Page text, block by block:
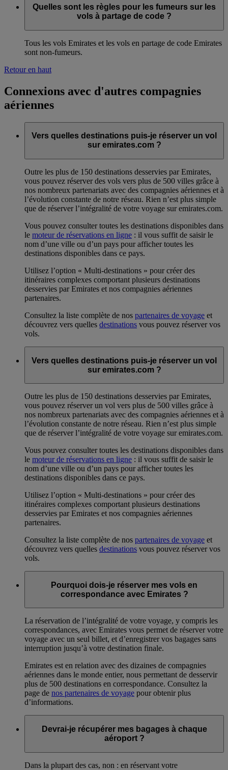
Quelles sont les règles pour les fumeurs sur les
vols à partage de code ?
Tous les vols Emirates et les vols en partage de code Emirates
sont non-fumeurs.
Retour en haut
Connexions avec d'autres compagnies
aériennes
Vers quelles destinations puis-je réserver un vol
sur emirates.com ?
Outre les plus de 150 destinations desservies par Emirates,
vous pouvez réserver des vols vers plus de 500 villes grâce à
nos nombreux partenariats avec des compagnies aériennes et à
l’évolution constante de notre réseau. Rien n’est plus simple
que de réserver l’intégralité de votre voyage sur emirates.com.
Vous pouvez consulter toutes les destinations disponibles dans
le moteur de réservations en ligne : il vous suffit de saisir le
nom d’une ville ou d’un pays pour afficher toutes les
destinations disponibles dans ce pays.
Utilisez l’option « Multi-destinations » pour créer des
itinéraires complexes comportant plusieurs destinations
desservies par Emirates et nos compagnies aériennes
partenaires.
Consultez la liste complète de nos partenaires de voyage et
découvrez vers quelles destinations vous pouvez réserver vos
vols.
Vers quelles destinations puis-je réserver un vol
sur emirates.com ?
Outre les plus de 150 destinations desservies par Emirates,
vous pouvez réserver un vol vers plus de 500 villes grâce à
nos nombreux partenariats avec des compagnies aériennes et à
l’évolution constante de notre réseau. Rien n’est plus simple
que de réserver l’intégralité de votre voyage sur emirates.com.
Vous pouvez consulter toutes les destinations disponibles dans
le moteur de réservations en ligne : il vous suffit de saisir le
nom d’une ville ou d’un pays pour afficher toutes les
destinations disponibles dans ce pays.
Utilisez l’option « Multi-destinations » pour créer des
itinéraires complexes comportant plusieurs destinations
desservies par Emirates et nos compagnies aériennes
partenaires.
Consultez la liste complète de nos partenaires de voyage et
découvrez vers quelles destinations vous pouvez réserver vos
vols.
Pourquoi dois-je réserver mes vols en
correspondance avec Emirates ?
La réservation de l’intégralité de votre voyage, y compris les
correspondances, avec Emirates vous permet de réserver votre
voyage avec un seul billet, et d’enregistrer vos bagages sans
interruption jusqu’à votre destination finale.
Emirates est en relation avec des dizaines de compagnies
aériennes dans le monde entier, nous permettant de desservir
plus de 500 destinations en correspondance. Consultez la
page de nos partenaires de voyage pour obtenir plus
d’informations.
Devrai-je récupérer mes bagages à chaque
aéroport ?
Dans la plupart des cas, non : en réservant votre